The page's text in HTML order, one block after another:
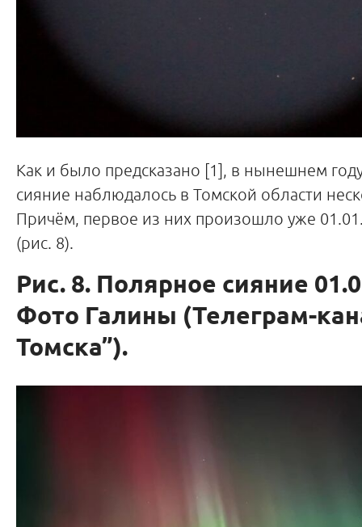
Как и было предсказано [1], в нынешнем
сияние наблюдалось в Томской области
Причём, первое из них произошло уже
(рис. 8).
Рис. 8. Полярное сияние
Фото Галины (Телеграм-
Томска”).